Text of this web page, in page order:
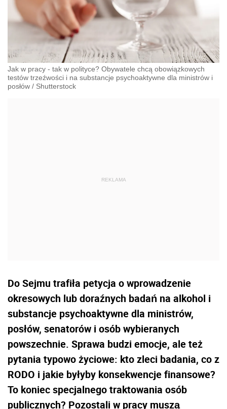
Jak w pracy - tak w polityce? Obywatele chcą obowiązkowych
testów trzeźwości i na substancje psychoaktywne dla ministrów i
posłów / Shutterstock
Do Sejmu trafiła petycja o wprowadzenie
okresowych lub doraźnych badań na alkohol i
substancje psychoaktywne dla ministrów,
posłów, senatorów i osób wybieranych
powszechnie. Sprawa budzi emocje, ale też
pytania typowo życiowe: kto zleci badania, co z
RODO i jakie byłyby konsekwencje finansowe?
To koniec specjalnego traktowania osób
publicznych? Pozostali w pracy muszą